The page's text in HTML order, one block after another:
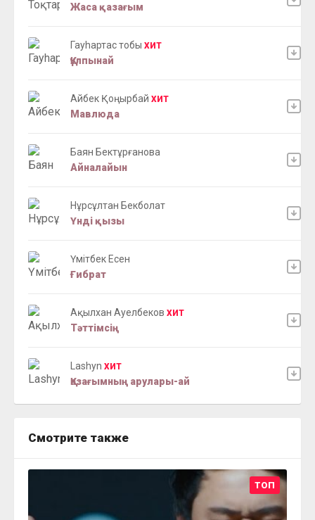
Жаса қазағым
Гауhартас тобы ХИТ
Құлпынай
Айбек Қоңырбай ХИТ
Мавлюда
Баян Бектұрғанова
Айналайын
Нұрсұлтан Бекболат
Үнді қызы
Үмітбек Есен
Ғибрат
Ақылxан Ауелбеков ХИТ
Тәттімсің
Lashyn ХИТ
Қазағымның арулары-ай
Смотрите также
ТОП